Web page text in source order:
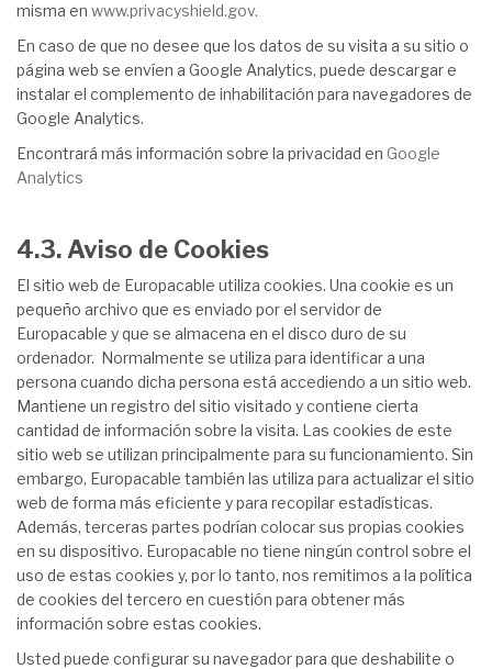
misma en www.privacyshield.gov.
En caso de que no desee que los datos de su visita a su sitio o
página web se envíen a Google Analytics, puede descargar e
instalar el complemento de inhabilitación para navegadores de
Google Analytics.
Encontrará más información sobre la privacidad en Google
Analytics
4.3. Aviso de Cookies
El sitio web de Europacable utiliza cookies. Una cookie es un
pequeño archivo que es enviado por el servidor de
Europacable y que se almacena en el disco duro de su
ordenador. Normalmente se utiliza para identificar a una
persona cuando dicha persona está accediendo a un sitio web.
Mantiene un registro del sitio visitado y contiene cierta
cantidad de información sobre la visita. Las cookies de este
sitio web se utilizan principalmente para su funcionamiento. Sin
embargo, Europacable también las utiliza para actualizar el sitio
web de forma más eficiente y para recopilar estadísticas.
Además, terceras partes podrían colocar sus propias cookies
en su dispositivo. Europacable no tiene ningún control sobre el
uso de estas cookies y, por lo tanto, nos remitimos a la política
de cookies del tercero en cuestión para obtener más
información sobre estas cookies.
Usted puede configurar su navegador para que deshabilite o